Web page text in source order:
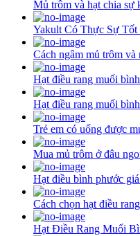
Mủ trôm và hạt chia sự
Yakult Có Thực Sự
Cách ngâm mủ trôm
Hạt điều rang muối
Hạt điều rang muối
Trẻ em có uống được
Mua mủ trôm ở đâu
Hạt điều bình phước
Cách chọn hạt điều
Hạt Điều Rang Muối